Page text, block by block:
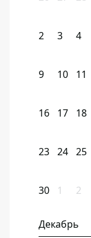
2 3 4
9 10 11
16 17 18
23 24 25
30 1 2
Декабрь